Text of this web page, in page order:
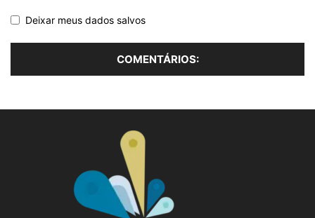
Deixar meus dados salvos